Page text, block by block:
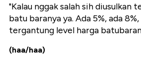
"Kalau nggak salah sih diusulkan
batu baranya ya. Ada 5%, ada 8%,
tergantung level harga
(haa/haa)